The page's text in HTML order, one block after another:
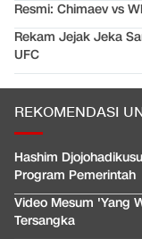
Resmi: Chimaev vs
Rekam Jejak Jeka
UFC
REKOMENDASI
Hashim
Program Pemerintah
Video Mesum 'Yang
Tersangka